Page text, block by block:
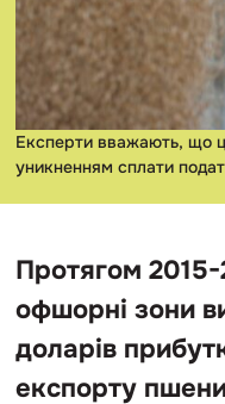
Експерти вважають, що
уникненням сплати
Протягом 2015-
офшорні зони
доларів
експорту